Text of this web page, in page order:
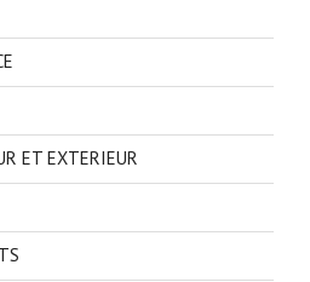
ET EXTERIEUR